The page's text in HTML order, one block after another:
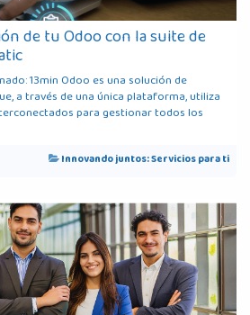
de tu Odoo con la suite de
13min Odoo es una solución de
a través de una única plataforma, utiliza
para gestionar todos los
Innovando juntos: Servicios para ti